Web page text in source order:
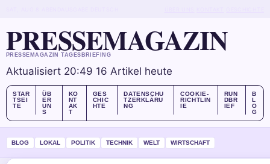
PRESSEMAGAZIN
PRESSEMAGAZIN TAGESBRIEFING
Aktualisiert 20:49 16 Artikel heute
STAR
TSEI
TE
ÜB
ER
UN
S
KO
NT
AK
T
GES
CHIC
HTE
DATENSCHU
TZERKLÄRU
NG
COOKIE-
RICHTLIN
IE
RUN
DBR
IEF
B
L
O
G
BLOG LOKAL POLITIK TECHNIK WELT WIRTSCHAFT